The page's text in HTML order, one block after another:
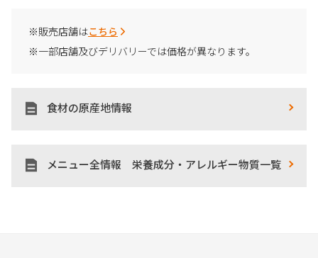
※販売店舗はこちら
※一部店舗及びデリバリーでは価格が異なります。
食材の原産地情報
メニュー全情報 栄養成分・アレルギー物質一覧